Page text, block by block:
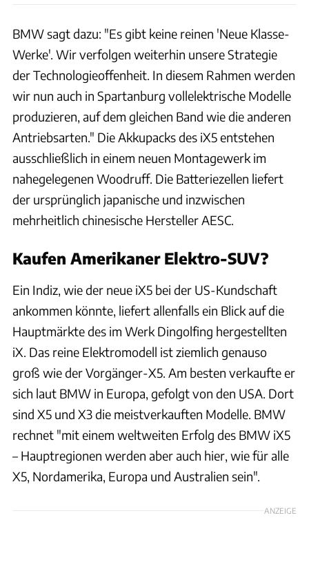
BMW sagt dazu: "Es gibt keine reinen 'Neue Klasse-
Werke'. Wir verfolgen weiterhin unsere Strategie
der Technologieoffenheit. In diesem Rahmen werden
wir nun auch in Spartanburg vollelektrische Modelle
produzieren, auf dem gleichen Band wie die anderen
Antriebsarten." Die Akkupacks des iX5 entstehen
ausschließlich in einem neuen Montagewerk im
nahegelegenen Woodruff. Die Batteriezellen liefert
der ursprünglich japanische und inzwischen
mehrheitlich chinesische Hersteller AESC.
Kaufen Amerikaner Elektro-SUV?
Ein Indiz, wie der neue iX5 bei der US-Kundschaft
ankommen könnte, liefert allenfalls ein Blick auf die
Hauptmärkte des im Werk Dingolfing hergestellten
iX. Das reine Elektromodell ist ziemlich genauso
groß wie der Vorgänger-X5. Am besten verkaufte er
sich laut BMW in Europa, gefolgt von den USA. Dort
sind X5 und X3 die meistverkauften Modelle. BMW
rechnet "mit einem weltweiten Erfolg des BMW iX5
– Hauptregionen werden aber auch hier, wie für alle
X5, Nordamerika, Europa und Australien sein".
ANZEIGE